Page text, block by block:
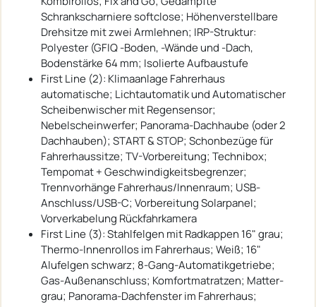
Schrankscharniere softclose; Höhenverstellbare
Drehsitze mit zwei Armlehnen; IRP-Struktur:
Polyester (GFIQ -Boden, -Wände und -Dach,
Bodenstärke 64 mm; Isolierte Aufbaustufe
First Line (2): Klimaanlage Fahrerhaus
automatische; Lichtautomatik und Automatischer
Scheibenwischer mit Regensensor;
Nebelscheinwerfer; Panorama-Dachhaube (oder 2
Dachhauben); START & STOP; Schonbezüge für
Fahrerhaussitze; TV-Vorbereitung; Technibox;
Tempomat + Geschwindigkeitsbegrenzer;
Trennvorhänge Fahrerhaus/Innenraum; USB-
Anschluss/USB-C; Vorbereitung Solarpanel;
Vorverkabelung Rückfahrkamera
First Line (3): Stahlfelgen mit Radkappen 16" grau;
Thermo-Innenrollos im Fahrerhaus; Weiß; 16"
Alufelgen schwarz; 8-Gang-Automatikgetriebe;
Gas-Außenanschluss; Komfortmatratzen; Matter-
grau; Panorama-Dachfenster im Fahrerhaus;